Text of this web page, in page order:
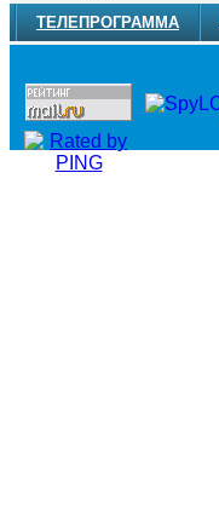
ТЕЛЕПРОГРАММА